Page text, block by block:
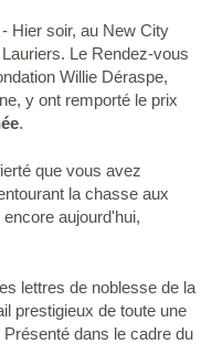
Hier soir, au New City
Le Rendez-vous
Willie Déraspe,
y ont remporté le prix
.
que vous avez
la chasse aux
aujourd'hui,
lettres de noblesse de la
prestigieux de toute une
dans le cadre du